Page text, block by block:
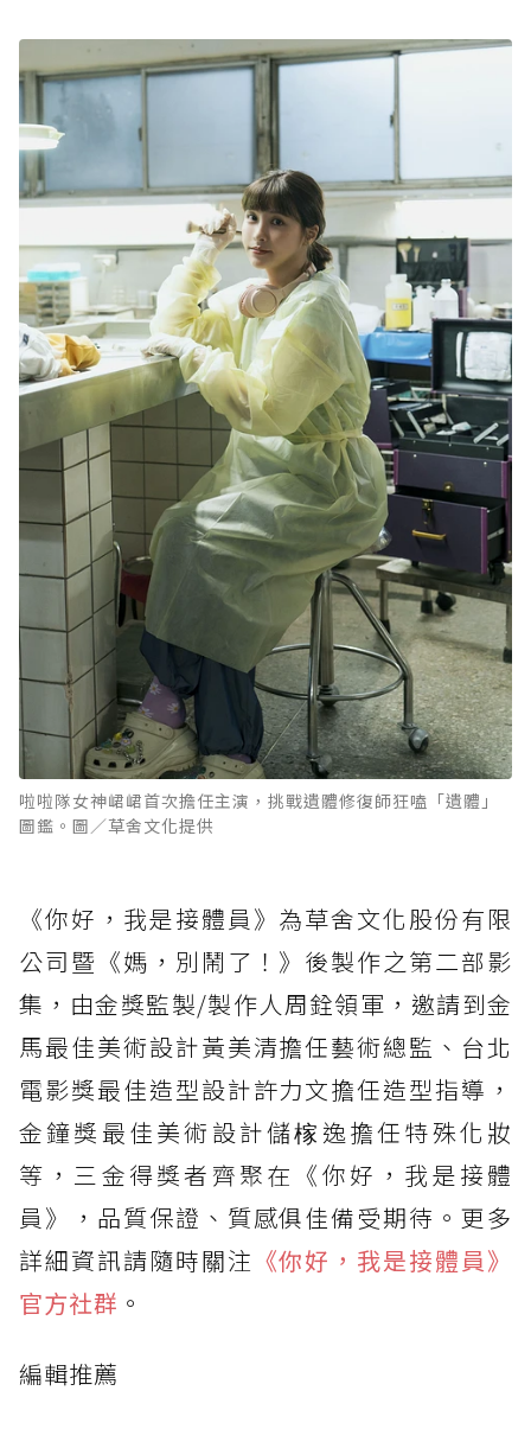
啦啦隊女神峮峮首次擔任主演，挑戰遺體修復師狂嗑「遺體」
圖鑑。圖／草舍文化提供
《你好，我是接體員》為草舍文化股份有限
公司暨《媽，別鬧了！》後製作之第二部影
集，由金獎監製/製作人周銓領軍，邀請到金
馬最佳美術設計黃美清擔任藝術總監、台北
電影獎最佳造型設計許力文擔任造型指導，
金鐘獎最佳美術設計儲榢逸擔任特殊化妝
等，三金得獎者齊聚在《你好，我是接體
員》，品質保證、質感俱佳備受期待。更多
詳細資訊請隨時關注 《你好，我是接體員》
官方社群 。
編輯推薦